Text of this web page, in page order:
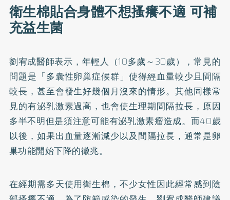
衛生棉貼合身體不想搔癢不適 可補
充益生菌
劉宥成醫師表示，年輕人（10多歲～30歲），常見的
問題是「多囊性卵巢症候群」使得經血量較少且間隔
較長，甚至會發生好幾個月沒來的情形。其他同樣常
見的有泌乳激素過高，也會使生理期間隔拉長，原因
多半不明但是須注意可能有泌乳激素瘤造成。而40歲
以後，如果出血量逐漸減少以及間隔拉長，通常是卵
巢功能開始下降的徵兆。
在經期需多天使用衛生棉，不少女性因此經常感到陰